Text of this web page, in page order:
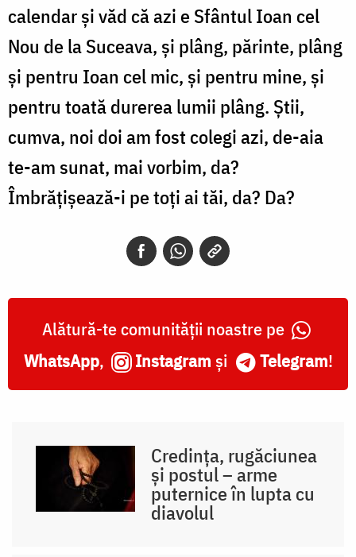
calendar și văd că azi e Sfântul Ioan cel
Nou de la Suceava, și plâng, părinte, plâng
și pentru Ioan cel mic, și pentru mine, și
pentru toată durerea lumii plâng. Știi,
cumva, noi doi am fost colegi azi, de-aia
te-am sunat, mai vorbim, da?
Îmbrățișează-i pe toți ai tăi, da? Da?
Alătură-te comunității noastre pe
WhatsApp, Instagram și Telegram!
Credința, rugăciunea
și postul – arme
puternice în lupta cu
diavolul